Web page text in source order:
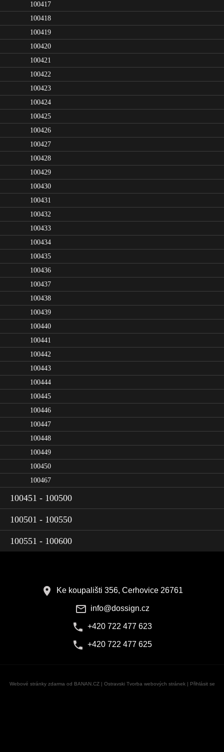
100417
100418
100419
100420
100421
100422
100423
100424
100425
100426
100427
100428
100429
100430
100431
100432
100433
100434
100435
100436
100437
100438
100439
100440
100441
100442
100443
100444
100445
100446
100447
100448
100449
100450
100467
100451 - 100500
100501 - 100550
100551 - 100600
Ke koupališti 356, Cerhovice 26761
info@dossign.cz
+420 722 477 623
+420 722 477 625
Webové stránky zdarma od BANAN.CZ| Ostravski Tvorba webových stránek | Přihlásit se